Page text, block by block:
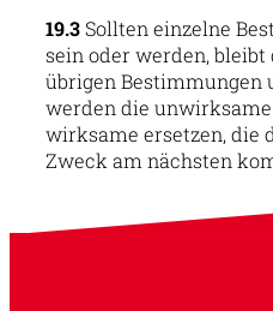
19.3Sollten einzelne
sein oder werden,
übrigen Bestimmungen
werden die
wirksame ersetzen,
Zweck am nächsten